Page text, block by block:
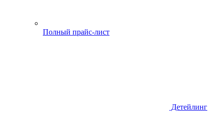
Полный прайс-лист
Детейлинг